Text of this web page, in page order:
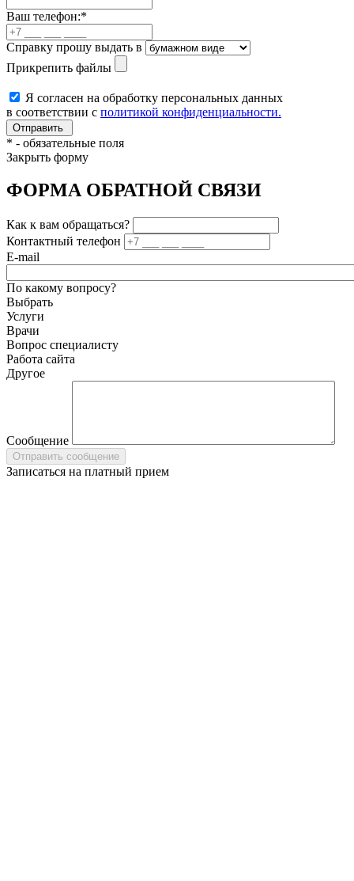
Ваш телефон:*
Справку прошу выдать в
Прикрепить файлы
Я согласен на обработку персональных данных
в соответствии с политикой конфиденциальности.
* - обязательные поля
Закрыть форму
ФОРМА ОБРАТНОЙ СВЯЗИ
Как к вам обращаться?
Контактный телефон
E-mail
По какому вопросу?
Выбрать
Услуги
Врачи
Вопрос специалисту
Работа сайта
Другое
Сообщение
Записаться на платный прием